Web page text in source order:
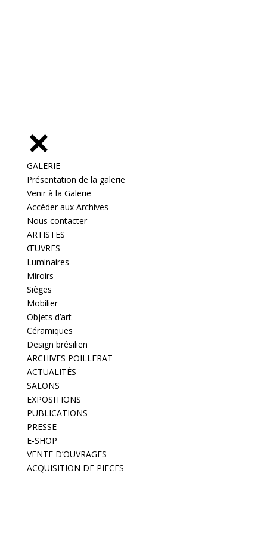
GALERIE
Présentation de la galerie
Venir à la Galerie
Accéder aux Archives
Nous contacter
ARTISTES
ŒUVRES
Luminaires
Miroirs
Sièges
Mobilier
Objets d’art
Céramiques
Design brésilien
ARCHIVES POILLERAT
ACTUALITÉS
SALONS
EXPOSITIONS
PUBLICATIONS
PRESSE
E-SHOP
VENTE D’OUVRAGES
ACQUISITION DE PIECES